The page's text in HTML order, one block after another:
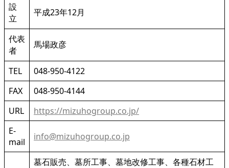
設
立
平成23年12月
代表
者
馬場政彦
TEL
048-950-4122
FAX
048-950-4144
URL
https://mizuhogroup.co.jp/
E-
mail
info@mizuhogroup.co.jp
墓石販売、墓所工事、墓地改修工事、各種石材工